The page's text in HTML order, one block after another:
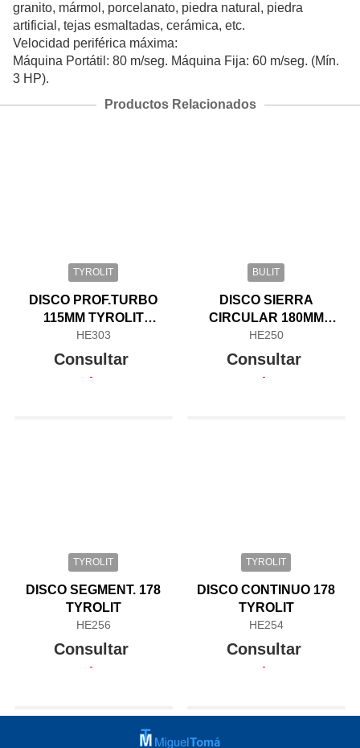
granito, mármol, porcelanato, piedra natural, piedra
artificial, tejas esmaltadas, cerámica, etc.
Velocidad periférica máxima:
Máquina Portátil: 80 m/seg. Máquina Fija: 60 m/seg. (Mín.
3 HP).
Productos Relacionados
TYROLIT
DISCO PROF.TURBO
115MM TYROLIT
PORCELLAN
HE303
Consultar
BULIT
DISCO SIERRA
CIRCULAR 180MM
BULIT X40D
HE250
Consultar
TYROLIT
DISCO SEGMENT. 178
TYROLIT
HE256
Consultar
TYROLIT
DISCO CONTINUO 178
TYROLIT
HE254
Consultar